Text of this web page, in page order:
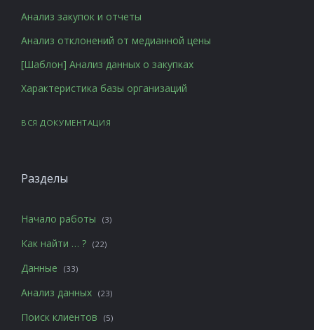
Анализ закупок и отчеты
Анализ отклонений от медианной цены
[Шаблон] Анализ данных о закупках
Характеристика базы организаций
ВСЯ ДОКУМЕНТАЦИЯ
Разделы
Начало работы (3)
Как найти … ? (22)
Данные (33)
Анализ данных (23)
Поиск клиентов (5)